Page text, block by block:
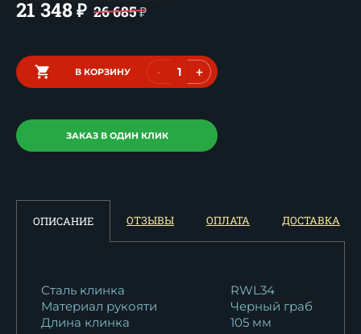
21 348₽ 26 685₽
В КОРЗИНУ - +
ЗАКАЗ В ОДИН КЛИК
ОПИСАНИЕ ОТЗЫВЫ ОПЛАТА ДОСТАВКА
Сталь клинка
RWL34
Материал рукояти
Черный граб
Длина клинка
105 мм